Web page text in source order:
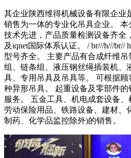
其企业陕西维得机械设备有限企业
销售为一体的专业化吊具企业。
技术先进，产品质量检测设备齐全
及iqnet国际体系认证。 / br///h///br//
型号齐全。 主要产品有合成纤维
组、链条组、液压钢丝绳插装机、
具、专用吊具及吊具等。 可根据
种异形吊具。 起重设备及零部件
服务。 五金工具、机电成套设备、
劳动保险用品、铁路设备、建材、
制药、化学品监控除外)的销售。